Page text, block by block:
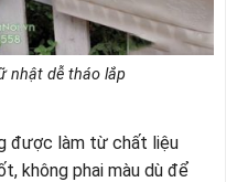
nhật dễ tháo lắp
được làm từ chất liệu
không phai màu dù để